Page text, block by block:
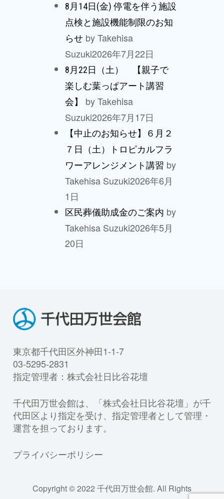
8月14日(金) 停電を伴う施設
点検と施設機能制限のお知
らせ by Takehisa
Suzuki2026年7月22日
8月22日（土） 【親子で
楽しむ葉っぱアート講習
会】
by Takehisa
Suzuki2026年7月17日
【中止のお知らせ】６月２
７日（土）トロピカルフラ
ワーアレンジメント講習 by
Takehisa Suzuki2026年6月
1日
区民葬儀助成金のご案内 by
Takehisa Suzuki2026年5月
20日
東京都千代田区外神田1-1-7
03-5295-2831
指定管理者：株式会社日比谷花壇
千代田万世会館は、「株式会社日比谷花壇」が千
代田区より指定を受け、指定管理者として管理・
運営を担っております。
プライバシーポリシー
Copyright © 2022 千代田万世会館. All Rights